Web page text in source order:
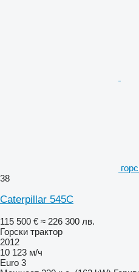
38
Caterpillar 545C
115 500 € ≈ 226 300 лв.
Горски трактор
2012
10 123 м/ч
Euro 3